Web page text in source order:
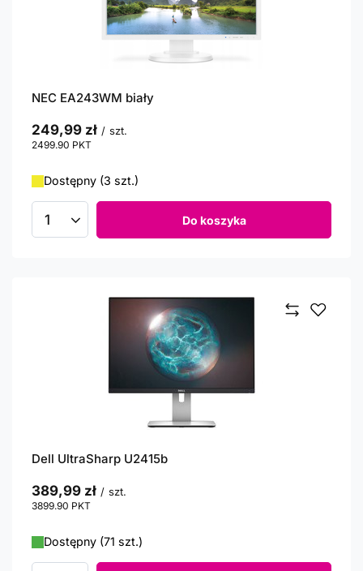
NEC EA243WM biały
249,99 zł / szt.
2499.90 PKT
Dostępny (3 szt.)
Ilość produktów Do koszyka
Dell UltraSharp U2415b
389,99 zł / szt.
3899.90 PKT
Dostępny (71 szt.)